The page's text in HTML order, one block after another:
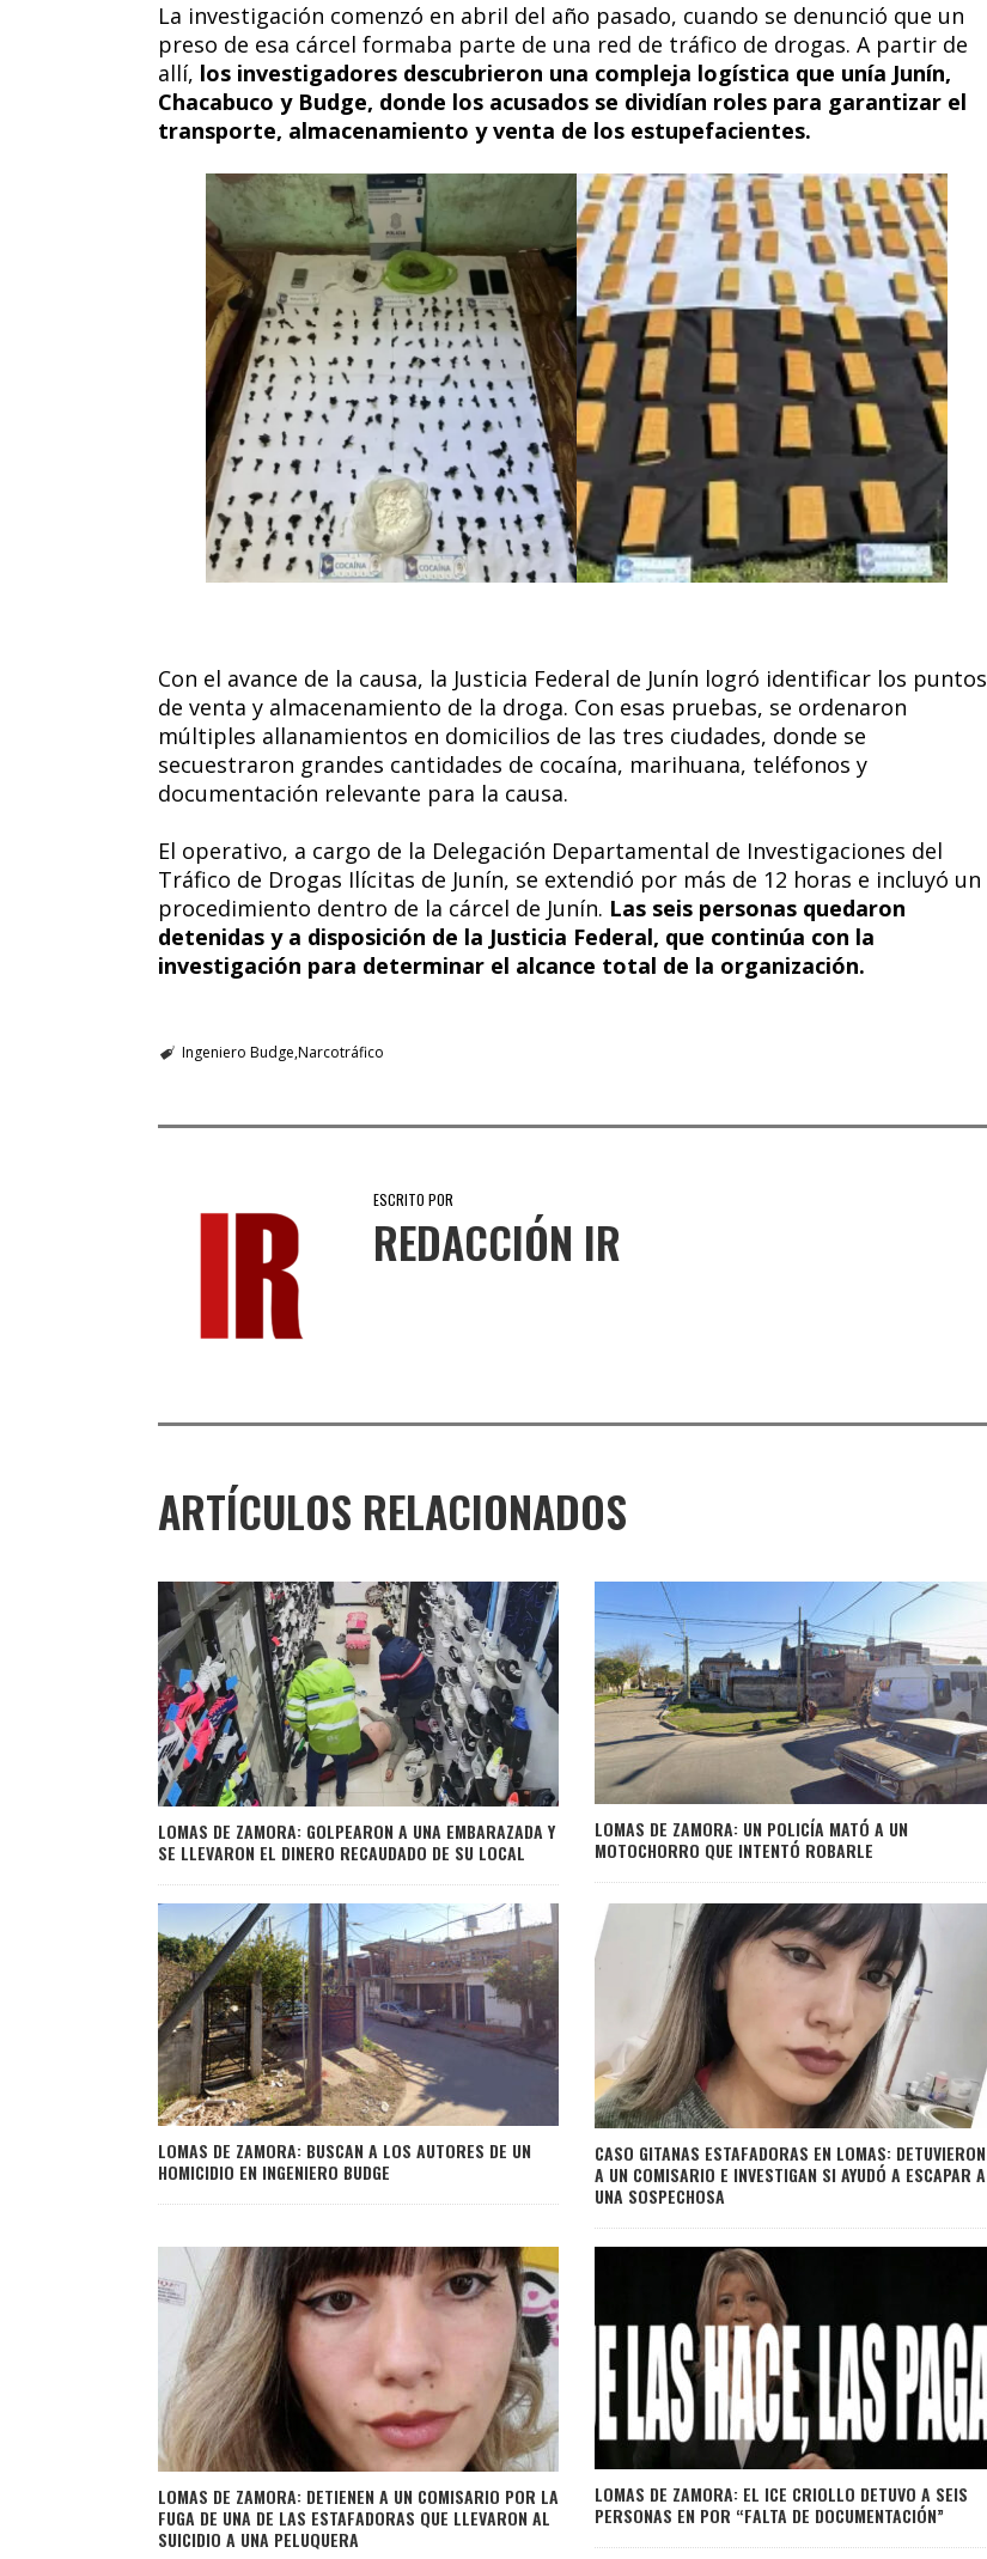
La investigación comenzó en abril del año pasado, cuando se denunció que un
preso de esa cárcel formaba parte de una red de tráfico de drogas. A partir de
allí, los investigadores descubrieron una compleja logística que unía Junín,
Chacabuco y Budge, donde los acusados se dividían roles para garantizar el
transporte, almacenamiento y venta de los estupefacientes.
Con el avance de la causa, la Justicia Federal de Junín logró identificar los puntos
de venta y almacenamiento de la droga. Con esas pruebas, se ordenaron
múltiples allanamientos en domicilios de las tres ciudades, donde se
secuestraron grandes cantidades de cocaína, marihuana, teléfonos y
documentación relevante para la causa.
El operativo, a cargo de la Delegación Departamental de Investigaciones del
Tráfico de Drogas Ilícitas de Junín, se extendió por más de 12 horas e incluyó un
procedimiento dentro de la cárcel de Junín. Las seis personas quedaron
detenidas y a disposición de la Justicia Federal, que continúa con la
investigación para determinar el alcance total de la organización.
Ingeniero Budge Narcotráfico
ESCRITO POR
REDACCIÓN IR
ARTÍCULOS RELACIONADOS
LOMAS DE ZAMORA: GOLPEARON A UNA EMBARAZADA Y
SE LLEVARON EL DINERO RECAUDADO DE SU LOCAL
LOMAS DE ZAMORA: UN POLICÍA MATÓ A UN
MOTOCHORRO QUE INTENTÓ ROBARLE
LOMAS DE ZAMORA: BUSCAN A LOS AUTORES DE UN
HOMICIDIO EN INGENIERO BUDGE
CASO GITANAS ESTAFADORAS EN LOMAS: DETUVIERON
A UN COMISARIO E INVESTIGAN SI AYUDÓ A ESCAPAR A
UNA SOSPECHOSA
LOMAS DE ZAMORA: DETIENEN A UN COMISARIO POR LA
FUGA DE UNA DE LAS ESTAFADORAS QUE LLEVARON AL
SUICIDIO A UNA PELUQUERA
LOMAS DE ZAMORA: EL ICE CRIOLLO DETUVO A SEIS
PERSONAS EN POR “FALTA DE DOCUMENTACIÓN”